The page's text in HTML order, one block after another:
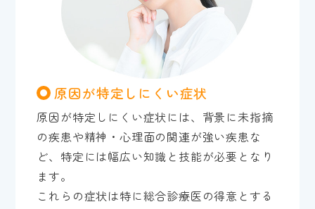
原因が特定しにくい症状
原因が特定しにくい症状には、背景に未指摘
の疾患や精神・心理面の関連が強い疾患な
ど、特定には幅広い知識と技能が必要となり
ます。
これらの症状は特に総合診療医の得意とする